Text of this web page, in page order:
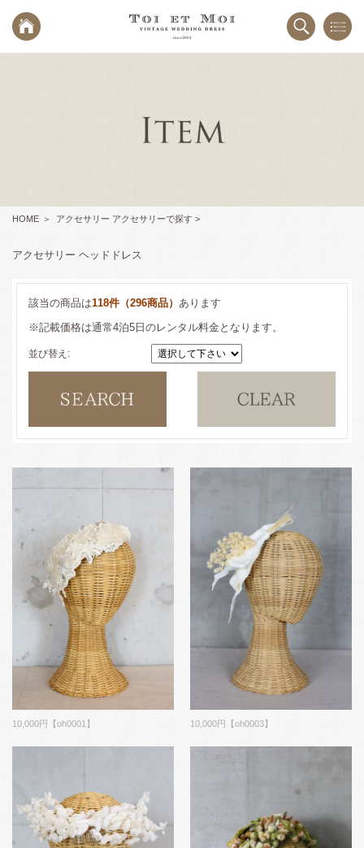
HOME アクセサリー アクセサリーで探す >
アクセサリー ヘッドドレス
該当の商品は118件（296商品） あります
※記載価格は通常4泊5日のレンタル料金となります。
並び替え:
10,000円【oh0001】 10,000円【oh0003】